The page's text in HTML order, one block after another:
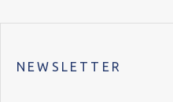
NEWSLETTER